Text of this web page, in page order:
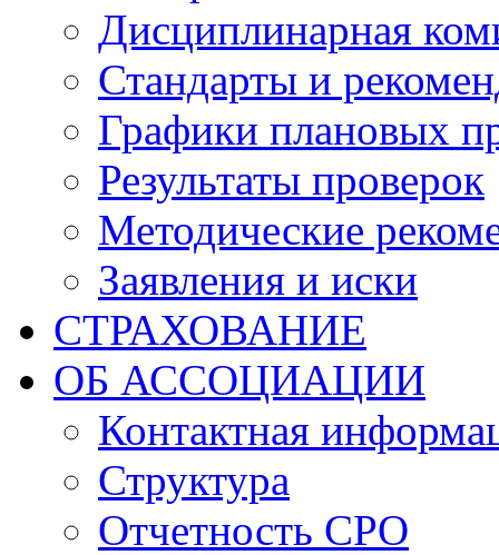
Дисциплинарная
Стандарты и
Графики плановых
Результаты проверок
Методические
Заявления и иски
СТРАХОВАНИЕ
ОБ АССОЦИАЦИИ
Контактная
Структура
Отчетность СРО